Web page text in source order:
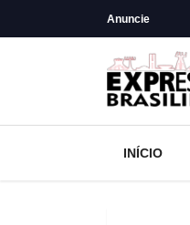
Anuncie
INÍCIO